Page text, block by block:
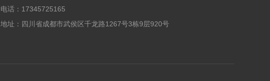
电话：17345725165
地址：四川省成都市武侯区千龙路1267号3栋9层920号